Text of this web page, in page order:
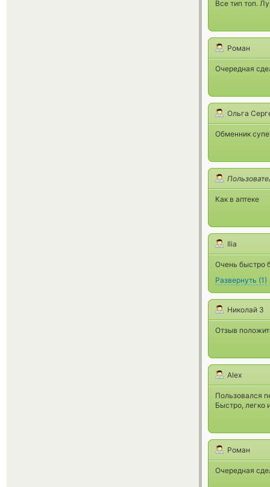
Все тип топ.
Роман
Очередная
Ольга
Обменник
Как в аптеке
Ilia
Очень быстро
Развернуть (1)
Николай З
Отзыв
Alex
Пользовался
Быстро, легко
Роман
Очередная